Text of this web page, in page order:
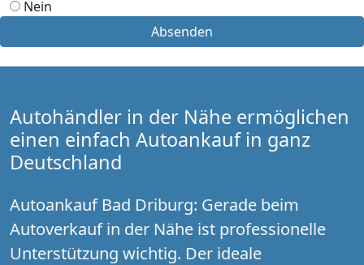
Nein
Absenden
Autohändler in der Nähe ermöglichen
einen einfach Autoankauf in ganz
Deutschland
Autoankauf Bad Driburg: Gerade beim
Autoverkauf in der Nähe ist professionelle
Unterstützung wichtig. Der ideale